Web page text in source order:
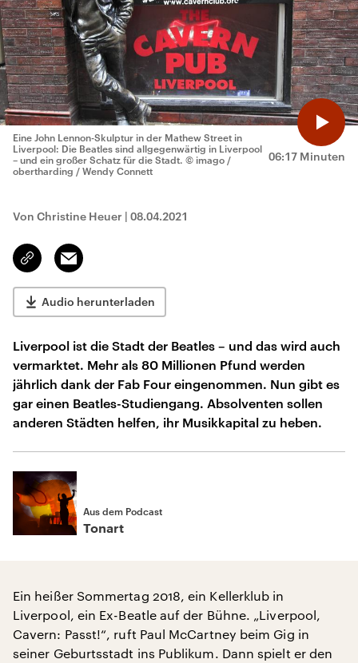
06:17 Minuten
Eine John Lennon-Skulptur in der Mathew Street in
Liverpool: Die Beatles sind allgegenwärtig in Liverpool
– und ein großer Schatz für die Stadt. © imago /
obertharding / Wendy Connett
Von Christine Heuer | 08.04.2021
Link
kopieren/teilen
Email
Audio herunterladen
Liverpool ist die Stadt der Beatles – und das wird auch
vermarktet. Mehr als 80 Millionen Pfund werden
jährlich dank der Fab Four eingenommen. Nun gibt es
gar einen Beatles-Studiengang. Absolventen sollen
anderen Städten helfen, ihr Musikkapital zu heben.
Aus dem Podcast
Tonart
Ein heißer Sommertag 2018, ein Kellerklub in
Liverpool, ein Ex-Beatle auf der Bühne. „Liverpool,
Cavern: Passt!“, ruft Paul McCartney beim Gig in
seiner Geburtsstadt ins Publikum. Dann spielt er den